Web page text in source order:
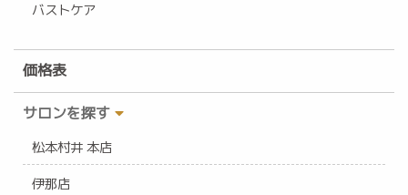
バストケア
価格表
サロンを探す
松本村井 本店
伊那店